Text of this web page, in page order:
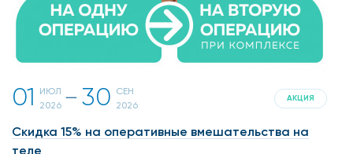
01
ИЮЛ
2026 一 30 СЕН
2026
АКЦИЯ
Скидка 15% на оперативные вмешательства на
теле